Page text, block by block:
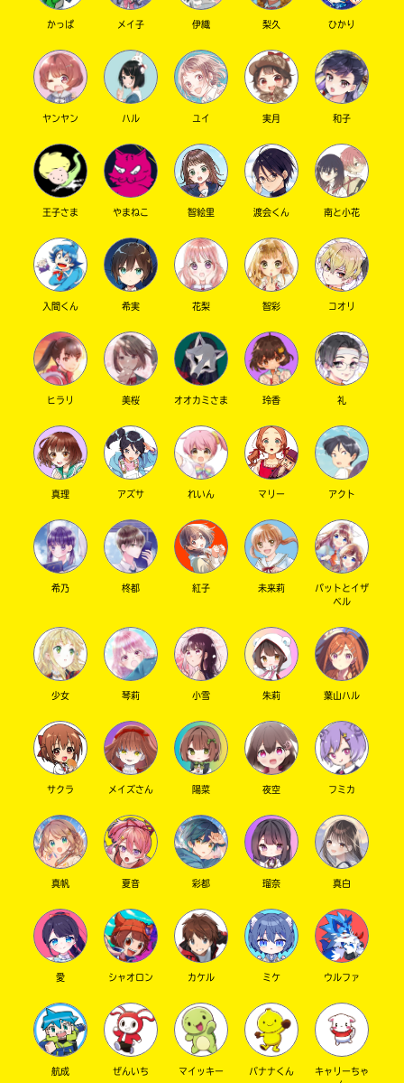
キーワードから探す
オフィシャルアカウント
SNSでシェアする
かっぱ メイ子 伊織 梨久 ひかり
ヤンヤン ハル ユイ 実月 和子
王子さま やまねこ 智絵里 渡会くん 南と小花
入間くん 希実 花梨 智彩 コオリ
ヒラリ 美桜 オオカミさま 玲香 礼
真理 アズサ れいん マリー アクト
希乃 柊都 紅子 未来莉
パットとイザ
ベル
少女 琴莉 小雪 朱莉 葉山ハル
サクラ メイズさん 陽菜 夜空 フミカ
真帆 夏音 彩都 瑠奈 真白
愛 シャオロン カケル ミケ ウルファ
航成 ぜんいち マイッキー バナナくん
キャリーちゃ